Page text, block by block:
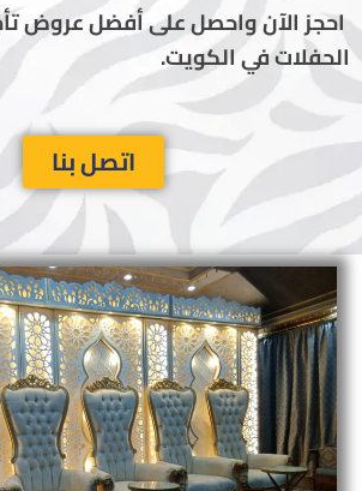
احجز الآن واحصل على أفضل عروض
الحفلات في الكويت.
اتصل بنا